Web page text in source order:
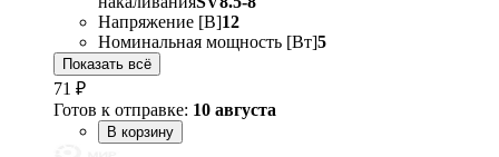
Напряжение [В]12
Номинальная мощность [Вт]5
Показать всё
71 ₽
Готов к отправке: 10 августа
В корзину